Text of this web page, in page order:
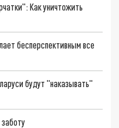
Как уничтожить
бесперспективным все
будут "наказывать"